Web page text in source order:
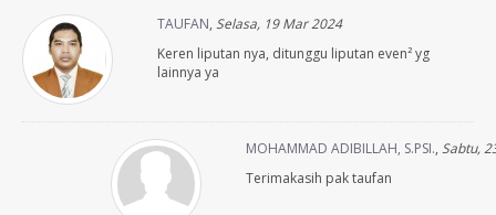
TAUFAN, Selasa, 19 Mar 2024
Keren liputan nya, ditunggu liputan even² yg
lainnya ya
MOHAMMAD ADIBILLAH, S.PSI., Sabtu,
Terimakasih pak taufan